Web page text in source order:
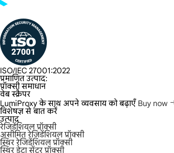
ISO/IEC 27001:2022
प्रमाणित उत्पाद:
प्रॉक्सी समाधान
वेब स्क्रैपर
LumiProxy के साथ अपने व्यवसाय को बढ़ाएँ Buy now
विशेषज्ञ से बात करें
उत्पाद
रेजिडेंशियल प्रॉक्सी
असीमित रेजिडेंशियल प्रॉक्सी
स्थिर रेजिडेंशियल प्रॉक्सी
स्थिर डेटा सेंटर प्रॉक्सी